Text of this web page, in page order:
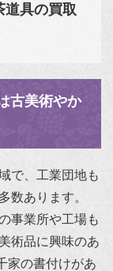
道具の買取
古美術やか
で、工業団地も
数あります。
事業所や工場も
術品に興味のあ
家の書付けがあ